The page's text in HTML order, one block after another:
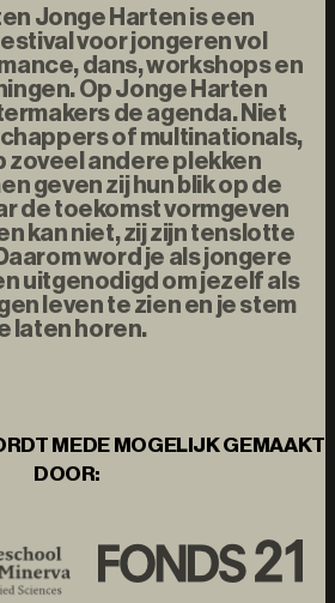
Jonge Harten is een
voor jongeren vol
dans, workshops en
Op Jonge Harten
de agenda. Niet
of multinationals,
zoveel andere plekken
geven zij hun blik op de
de toekomst vormgeven
kan niet, zij zijn tenslotte
word je als jongere
uitgenodigd om jezelf als
leven te zien en je stem
laten horen.
MEDE MOGELIJK GEMAAKT
DOOR: